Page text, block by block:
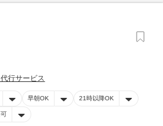
行サービス
早朝OK 21時以降OK